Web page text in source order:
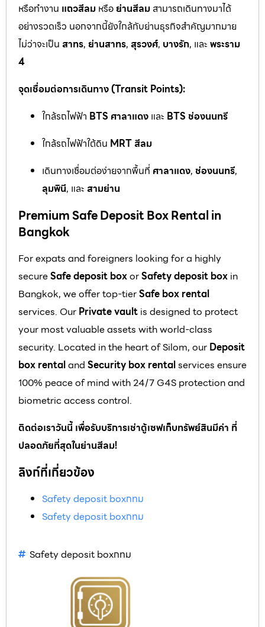
หรือทำงาน แถวสีลม หรือย่านสีลม สามารถเดินทางมาได้
อย่างรวดเร็ว นอกจากนี้ยังใกล้กับย่านธุรกิจสำคัญมากมาย
ไม่ว่าจะเป็น สาทร, ย่านสาทร, สุรวงศ์, บางรัก, และ พระราม
4
จุดเชื่อมต่อการเดินทาง (Transit Points):
ใกล้รถไฟฟ้า BTS ศาลาแดง และ BTS ช่องนนทรี
ใกล้รถไฟฟ้าใต้ดิน MRT สีลม
เดินทางเชื่อมต่อง่ายจากพื้นที่ ศาลาแดง, ช่องนนทรี,
ลุมพินี, และ สามย่าน
Premium Safe Deposit Box Rental in
Bangkok
For expats and foreigners looking for a highly
secureSafe deposit boxorSafety deposit box in
Bangkok, we offer top-tierSafe box rental
services. Our Private vault is designed to protect
your most valuable assets with world-class
security. Located in the heart of Silom, our Deposit
box rentaland Security box rentalservices ensure
100% peace of mind with 24/7 G4S protection and
biometric access control.
ติดต่อเราวันนี้ เพื่อรับบริการเช่าตู้เซฟเก็บทรัพย์สินมีค่า ที่
ปลอดภัยที่สุดในย่านสีลม!
ลิงก์ที่เกี่ยวข้อง
Safety deposit boxกทม
Safety deposit boxกทม
Safety deposit boxกทม